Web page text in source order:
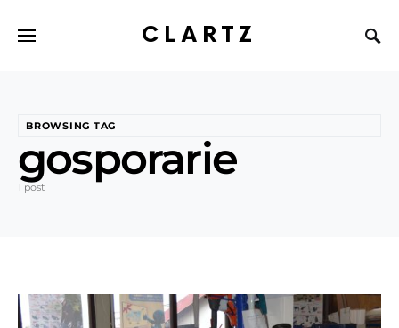
CLARTZ
BROWSING TAG
gosporarie
1 post